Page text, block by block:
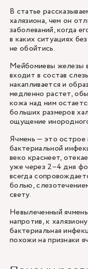
В статье
халязиона, чем он
заболеваний, когда
в каких ситуациях
не обойтись.
Мейбомиевы железы
входит в состав
накапливается и
медленно растет,
кожа над ним
больших размеров
ощущение
Ячмень — это острое
бактериальной
веко краснеет,
уже через 2–4 дня
всегда
болью,
свету.
Невылеченный
напротив, к
бактериальная
похожи на признаки